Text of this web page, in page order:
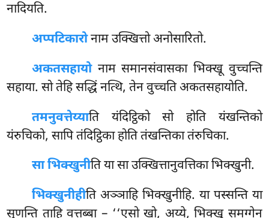
नादियति.
अप्पटिकारोनाम उक्खित्तो अनोसारितो.
अकतसहायोनाम समानसंवासका भिक्खू वुच्चन्ति
सहाया. सो तेहि सद्धिं नत्थि, तेन वुच्चति अकतसहायोति.
तमनुवत्तेय्याति यंदिट्ठिको सो होति यंखन्तिको
यंरुचिको, सापि तंदिट्ठिका होति तंखन्तिका तंरुचिका.
सा भिक्खुनीति या सा उक्खित्तानुवत्तिका भिक्खुनी.
भिक्खुनीहीति अञ्ञाहि भिक्खुनीहि. या पस्सन्ति या
सुणन्ति ताहि वत्तब्बा – ‘‘एसो खो, अय्ये, भिक्खु समग्गेन